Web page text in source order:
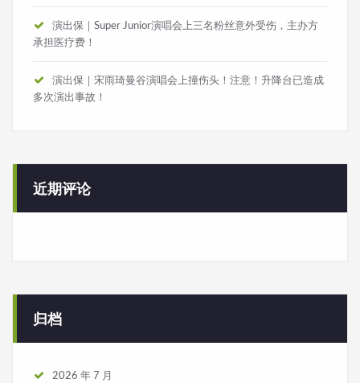
演出保｜Super Junior演唱会上三名粉丝意外受伤，主办方
承担医疗费！
演出保｜宋雨琦曼谷演唱会上撞伤头！注意！升降台已造成
多次演出事故！
近期评论
归档
2026 年 7 月